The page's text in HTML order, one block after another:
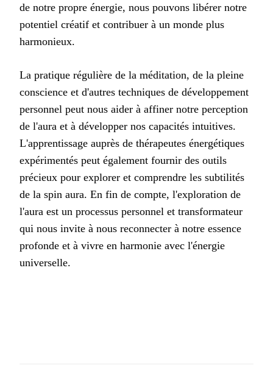
de notre propre énergie, nous pouvons libérer notre
potentiel créatif et contribuer à un monde plus
harmonieux.
La pratique régulière de la méditation, de la pleine
conscience et d'autres techniques de développement
personnel peut nous aider à affiner notre perception
de l'aura et à développer nos capacités intuitives.
L'apprentissage auprès de thérapeutes énergétiques
expérimentés peut également fournir des outils
précieux pour explorer et comprendre les subtilités
de la spin aura. En fin de compte, l'exploration de
l'aura est un processus personnel et transformateur
qui nous invite à nous reconnecter à notre essence
profonde et à vivre en harmonie avec l'énergie
universelle.